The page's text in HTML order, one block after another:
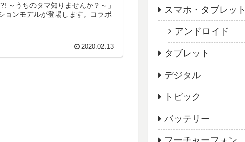
～うちのタマ知りませんか？～」
ョンモデルが登場します。コラボ
2020.02.13
スマホ・タブレット
アンドロイド
タブレット
デジタル
トピック
バッテリー